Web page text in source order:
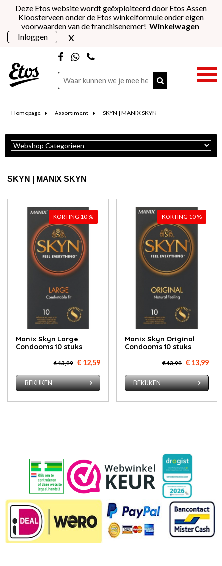
Deze Etos website wordt geëxploiteerd door Etos Assen
Kloosterveen onder de Etos winkelformule onder eigen
voorwaarden van de franchisenemer! Winkelwagen
Inloggen
x
Homepage Assortiment SKYN | MANIX SKYN
SKYN | MANIX SKYN
KORTING 10 %
Manix Skyn Large
Condooms 10 stuks
€ 13,99 € 12,59
BEKIJKEN
KORTING 10 %
Manix Skyn Original
Condooms 10 stuks
€ 13,99 € 13,99
BEKIJKEN